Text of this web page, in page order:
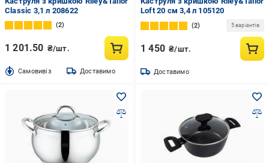
Classic 3,1 л 208622
2
1 201.50 ₴/шт.
Cамовивіз Доставимо
Loft 20 см 3,4 л 105120
2 5 варіантів
1 450 ₴/шт.
Доставимо